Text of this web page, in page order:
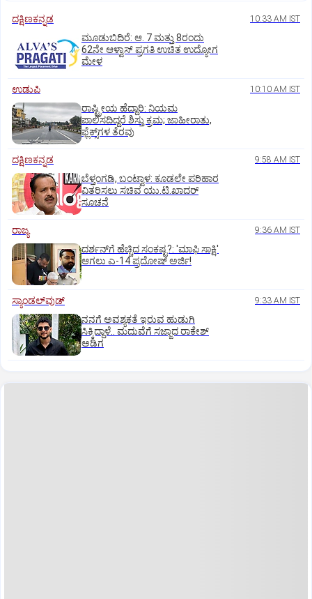
ದಕ್ಷಿಣಕನ್ನಡ 10:33 AM IST
ಮೂಡುಬಿದಿರೆ: ಆ. 7 ಮತ್ತು 8ರಂದು
62ನೇ ಆಳ್ವಾಸ್‌ ಪ್ರಗತಿ ಉಚಿತ ಉದ್ಯೋಗ
ಮೇಳ
ಉಡುಪಿ 10:10 AM IST
ರಾಷ್ಟ್ರೀಯ ಹೆದ್ದಾರಿ: ನಿಯಮ
ಪಾಲಿಸದಿದ್ದರೆ ಶಿಸ್ತು ಕ್ರಮ; ಜಾಹೀರಾತು,
ಫ್ಲೆಕ್ಸ್‌ಗಳ ತೆರವು
ದಕ್ಷಿಣಕನ್ನಡ 9:58 AM IST
ಬೆಳ್ತಂಗಡಿ, ಬಂಟ್ವಾಳ: ಕೂಡಲೇ ಪರಿಹಾರ
ವಿತರಿಸಲು ಸಚಿವ ಯು.ಟಿ.ಖಾದರ್‌
ಸೂಚನೆ
ರಾಜ್ಯ 9:36 AM IST
ದರ್ಶನ್‌ಗೆ ಹೆಚ್ಚಿದ ಸಂಕಷ್ಟ?: 'ಮಾಫಿ ಸಾಕ್ಷಿ'
ಆಗಲು ಎ-14 ಪ್ರದೋಷ್ ಅರ್ಜಿ!
ಸ್ಯಾಂಡಲ್‌ವುಡ್‌ 9:33 AM IST
ನನಗೆ ಅವಶ್ಯಕತೆ ಇರುವ ಹುಡುಗಿ
ಸಿಕ್ಕಿದ್ದಾಳೆ.. ಮದುವೆಗೆ ಸಜ್ಜಾದ ರಾಕೇಶ್
ಅಡಿಗ